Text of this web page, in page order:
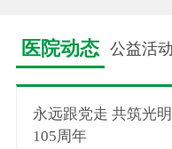
医院动态 公益活动
永远跟党走 共筑光明梦——庆祝中国共产党成立
105周年